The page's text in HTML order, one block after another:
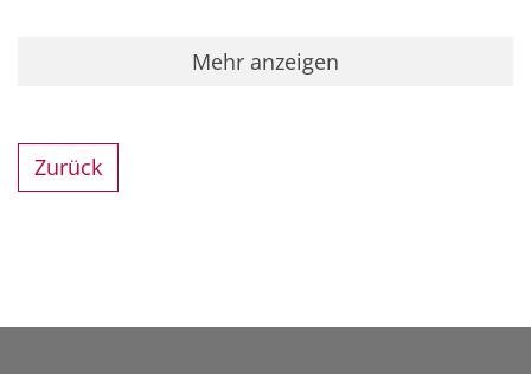
Mehr anzeigen
Zurück